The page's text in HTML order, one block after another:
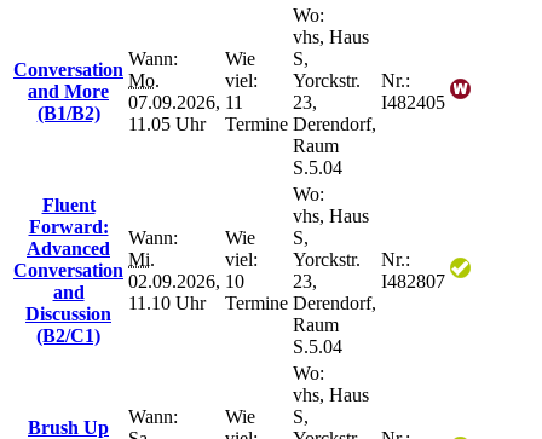
Conversation
and More
(B1/B2)
Wann:
Mo.
07.09.2026,
11.05 Uhr
Wie
viel:
11
Termine
Wo:
vhs, Haus
S,
Yorckstr.
23,
Derendorf,
Raum
S.5.04
Nr.:
I482405
Fluent
Forward:
Advanced
Conversation
and
Discussion
(B2/C1)
Wann:
Mi.
02.09.2026,
11.10 Uhr
Wie
viel:
10
Termine
Wo:
vhs, Haus
S,
Yorckstr.
23,
Derendorf,
Raum
S.5.04
Nr.:
I482807
Brush Up
Wann:
Wie
Wo:
vhs, Haus
S,